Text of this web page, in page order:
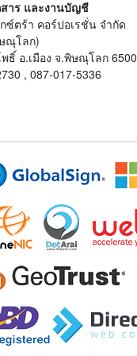
สาร และงานบัญชี
ซ์ตร้า คอร์ปอเรชั่น จำกัด
ณุโลก)
ธิ์ อ.เมือง จ.พิษณุโลก
, 087-017-5336